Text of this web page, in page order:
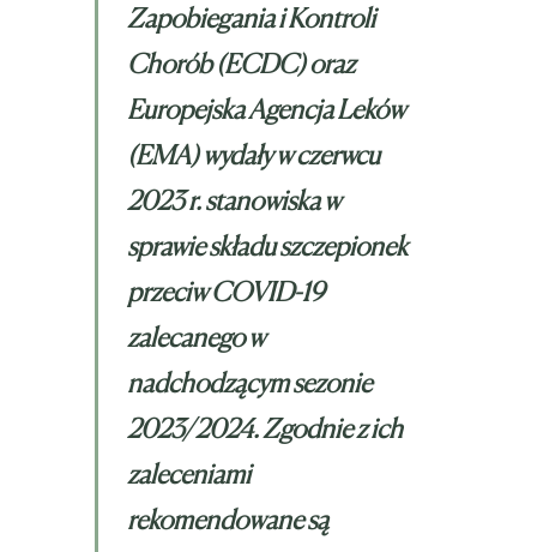
Zapobiegania i Kontroli
Chorób (ECDC) oraz
Europejska Agencja Leków
(EMA) wydały w czerwcu
2023 r. stanowiska w
sprawie składu szczepionek
przeciw COVID-19
zalecanego w
nadchodzącym sezonie
2023/2024. Zgodnie z ich
zaleceniami
rekomendowane są